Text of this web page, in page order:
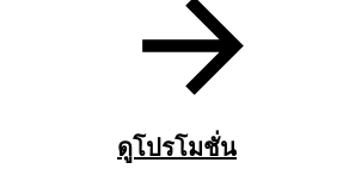
ดูโปรโมชั่น